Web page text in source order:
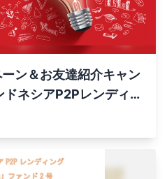
ン＆お友達紹介キャン
ネシアP2Pレンディン
号・24号』 7月11日